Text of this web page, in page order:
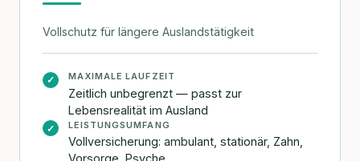
Vollschutz für längere Auslandstätigkeit
✓ MAXIMALE LAUFZEIT
Zeitlich unbegrenzt — passt zur
Lebensrealität im Ausland
✓ LEISTUNGSUMFANG
Vollversicherung: ambulant, stationär, Zahn,